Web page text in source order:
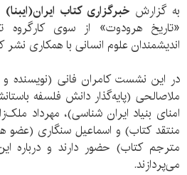
به گزارشخبرگزاری کتاب ایران(ایبنا)
«تاریخ هرودوت» از سوی کارگروه
اندیشمندان علوم انسانی با همکاری
در این نشست کامران فانی (نویسنده و
ملاصالحی (پایه‌گذار دانش فلسفه
امنای بنیاد ایران شناسی)، مهرداد
منتقد کتاب) و اسماعیل سنگاری (عضو
مترجم کتاب) حضور دارند و درباره
می‌پردازند.